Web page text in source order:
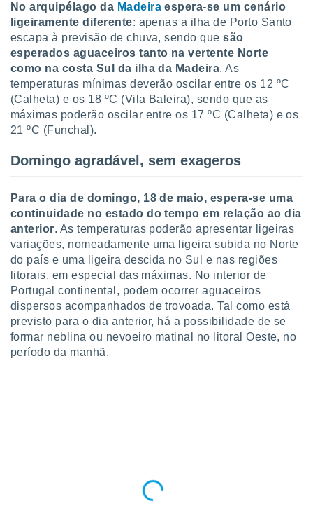
No arquipélago da Madeira espera-se um cenário
ligeiramente diferente: apenas a ilha de Porto Santo
escapa à previsão de chuva, sendo quesão
esperados aguaceiros tanto na vertente Norte
como na costa Sul da ilha da Madeira. As
temperaturas mínimas deverão oscilar entre os 12 ºC
(Calheta) e os 18 ºC (Vila Baleira), sendo que as
máximas poderão oscilar entre os 17 ºC (Calheta) e os
21 ºC (Funchal).
Domingo agradável, sem exageros
Para o dia de domingo, 18 de maio, espera-se uma
continuidade no estado do tempo em relação ao dia
anterior. As temperaturas poderão apresentar ligeiras
variações, nomeadamente uma ligeira subida no Norte
do país e uma ligeira descida no Sul e nas regiões
litorais, em especial das máximas. No interior de
Portugal continental, podem ocorrer aguaceiros
dispersos acompanhados de trovoada. Tal como está
previsto para o dia anterior, há a possibilidade de se
formar neblina ou nevoeiro matinal no litoral Oeste, no
período da manhã.